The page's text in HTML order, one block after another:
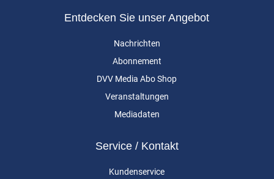
Entdecken Sie unser Angebot
Nachrichten
Abonnement
DVV Media Abo Shop
Veranstaltungen
Mediadaten
Service / Kontakt
Kundenservice